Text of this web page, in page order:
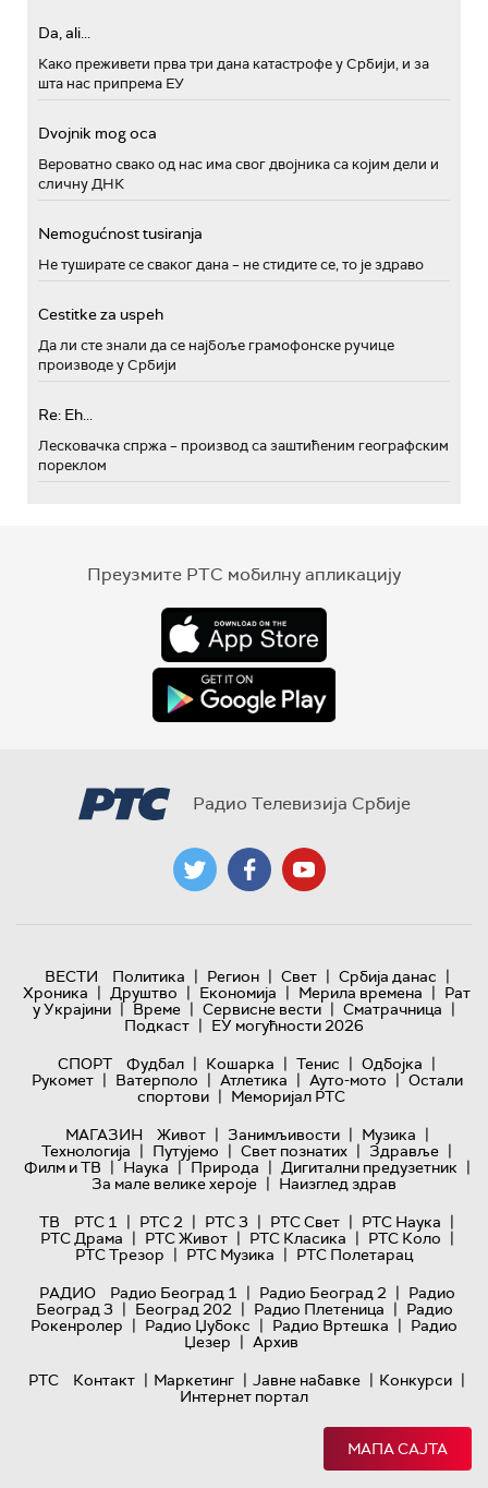
Da, ali...
Како преживети прва три дана катастрофе у Србији, и за
шта нас припрема ЕУ
Dvojnik mog oca
Вероватно свако од нас има свог двојника са којим дели и
сличну ДНК
Nemogućnost tusiranja
Не туширате се сваког дана – не стидите се, то је здраво
Cestitke za uspeh
Да ли сте знали да се најбоље грамофонске ручице
производе у Србији
Re: Eh...
Лесковачка спржа – производ са заштићеним географским
пореклом
Преузмите РТС мобилну апликацију
Радио Телевизија Србије
ВЕСТИ Политика | Регион | Свет | Србија данас |
Хроника | Друштво | Економија | Мерила времена | Рат
у Украјини | Време | Сервисне вести | Сматрачница |
Подкаст | ЕУ могућности 2026
СПОРТ
Фудбал | Кошарка | Тенис | Одбојка |
Рукомет | Ватерполо | Атлетика | Ауто-мото | Остали
спортови | Меморијал РТС
МАГАЗИН
Живот | Занимљивости | Музика |
Технологијa | Путујемо | Свет познатих | Здравље |
Филм и ТВ | Наука | Природа | Дигитални предузетник |
За мале велике хероје | Наизглед здрав
ТВ
РТС 1 | РТС 2 | РТС 3 | РТС Свет | РТС Наука |
РТС Драма | РТС Живот | РТС Класика | РТС Коло |
РТС Трезор | РТС Музика | РТС Полетарац
РАДИО
Радио Београд 1 | Радио Београд 2 | Радио
Београд 3 | Београд 202 | Радио Плетеница | Радио
Рокенролер | Радио Џубокс | Радио Вртешка | Радио
Џезер | Архив
РТС
Контакт | Маркетинг | Јавне набавке | Конкурси |
Интернет портал
МАПА САЈТА